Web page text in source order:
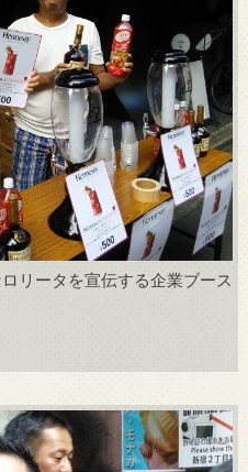
リータを宣伝する企業ブース